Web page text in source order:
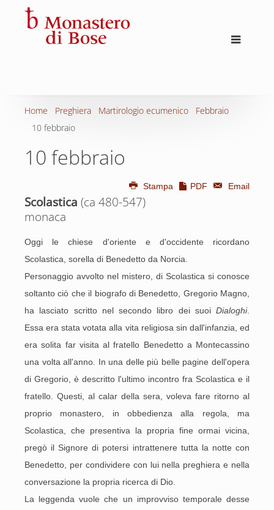
Home Preghiera Martirologio ecumenico
Febbraio
10 febbraio
10 febbraio
Stampa PDF Email
Scolastica (ca 480-547)
monaca
Oggi le chiese d'oriente e d'occidente ricordano
Scolastica, sorella di Benedetto da Norcia.
Personaggio avvolto nel mistero, di Scolastica si conosce
soltanto ciò che il biografo di Benedetto, Gregorio Magno,
ha lasciato scritto nel secondo libro dei suoi Dialoghi.
Essa era stata votata alla vita religiosa sin dall'infanzia, ed
era solita far visita al fratello Benedetto a Montecassino
una volta all'anno. In una delle più belle pagine dell'opera
di Gregorio, è descritto l'ultimo incontro fra Scolastica e il
fratello. Questi, al calar della sera, voleva fare ritorno al
proprio monastero, in obbedienza alla regola, ma
Scolastica, che presentiva la propria fine ormai vicina,
pregò il Signore di potersi intrattenere tutta la notte con
Benedetto, per condividere con lui nella preghiera e nella
conversazione la propria ricerca di Dio.
La leggenda vuole che un improvviso temporale desse